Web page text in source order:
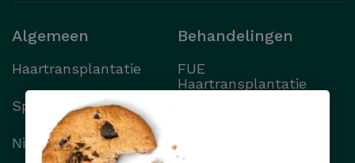
Algemeen
Haartransplantatie
Specialisten
Nieuws
Behandelingen
FUE
Haartransplantatie